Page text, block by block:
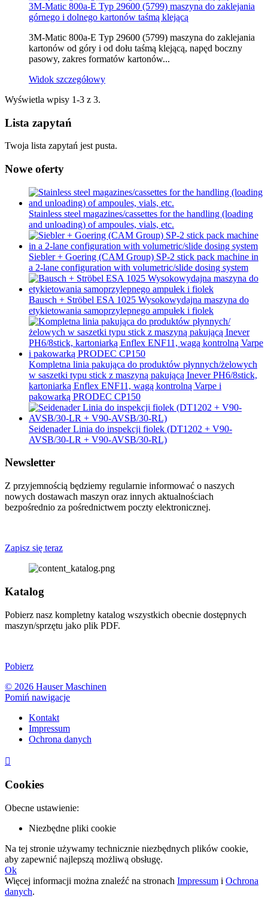
3M-Matic 800a-E Typ 29600 (5799) maszyna do zaklejania
górnego i dolnego kartonów taśmą klejącą
3M-Matic 800a-E Typ 29600 (5799) maszyna do zaklejania
kartonów od góry i od dołu taśmą klejącą, napęd boczny
pasowy, zakres formatów kartonów...
Widok szczegółowy
Wyświetla wpisy 1-3 z 3.
Lista zapytań
Twoja lista zapytań jest pusta.
Nowe oferty
Stainless steel magazines/cassettes for the handling (loading
and unloading) of ampoules, vials, etc.
Siebler + Goering (CAM Group) SP-2 stick pack machine in
a 2-lane configuration with volumetric/slide dosing system
Bausch + Ströbel ESA 1025 Wysokowydajna maszyna do
etykietowania samoprzylepnego ampułek i fiolek
Kompletna linia pakująca do produktów płynnych/żelowych
w saszetki typu stick z maszyną pakującą Inever PH6/8stick,
kartoniarką Enflex ENF11, wagą kontrolną Varpe i
pakowarką PRODEC CP150
Seidenader Linia do inspekcji fiolek (DT1202 + V90-
AVSB/30-LR + V90-AVSB/30-RL)
Newsletter
Z przyjemnością będziemy regularnie informować o naszych
nowych dostawach maszyn oraz innych aktualnościach
bezpośrednio za pośrednictwem poczty elektronicznej.
Zapisz się teraz
Katalog
Pobierz nasz kompletny katalog wszystkich obecnie dostępnych
maszyn/sprzętu jako plik PDF.
Pobierz
© 2026 Hauser Maschinen
Pomiń nawigacje
Kontakt
Impressum
Ochrona danych

Cookies
Obecne ustawienie:
Niezbędne pliki cookie
Na tej stronie używamy technicznie niezbędnych plików cookie,
aby zapewnić najlepszą możliwą obsługę.
Ok
Więcej informacji można znaleźć na stronach Impressum i Ochrona
danych.